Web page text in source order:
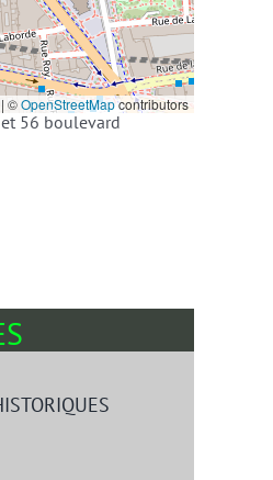
| ©OpenStreetMapcontributors
56 boulevard